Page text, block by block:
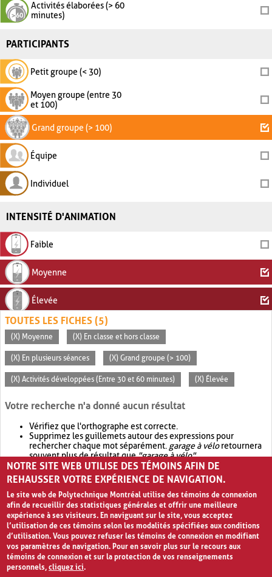
Activités élaborées (> 60
minutes)
PARTICIPANTS
Petit groupe (< 30)
Moyen groupe (entre 30
et 100)
Grand groupe (> 100)
Équipe
Individuel
INTENSITÉ D'ANIMATION
Faible
Moyenne
Élevée
TOUTES LES FICHES (5)
(X) Moyenne (X) En classe et hors classe
(X) En plusieurs séances (X) Grand groupe (> 100)
(X) Activités développées (Entre 30 et 60 minutes) (X) Élevée
Votre recherche n'a donné aucun résultat
Vérifiez que l'orthographe est correcte.
Supprimez les guillemets autour des expressions pour
rechercher chaque mot séparément. garage à véloretournera
souvent plus de résultat que"garage à vélo".
Envisagez d'élargir votre recherche avec OR.garage OR vélo
retournera souvent plus de résultat quegarage à vélo
NOTRE SITE WEB UTILISE DES TÉMOINS AFIN DE
REHAUSSER VOTRE EXPÉRIENCE DE NAVIGATION.
Le site web de Polytechnique Montréal utilise des témoins de connexion
afin de recueillir des statistiques générales et offrir une meilleure
expérience à ses visiteurs. En naviguant sur le site, vous acceptez
l’utilisation de ces témoins selon les modalités spécifiées aux conditions
d’utilisation. Vous pouvez refuser les témoins de connexion en modifiant
vos paramètres de navigation. Pour en savoir plus sur le recours aux
témoins de connexion et sur la protection de vos renseignements
personnels,cliquez ici.